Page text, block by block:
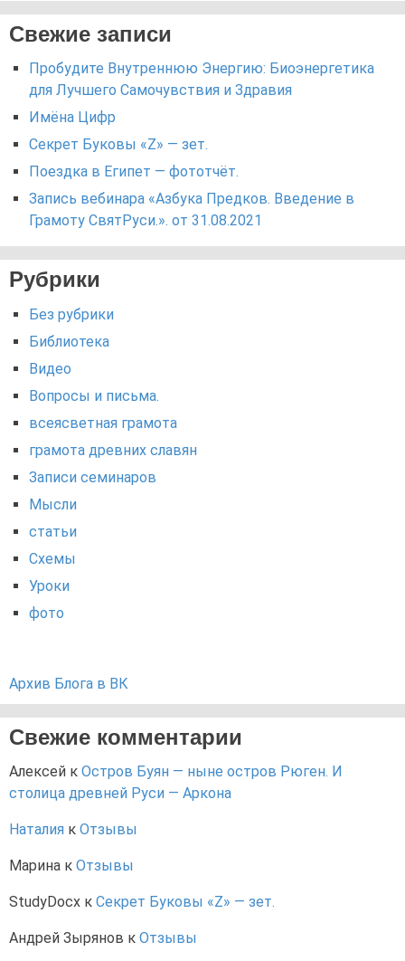
Свежие записи
Пробудите Внутреннюю Энергию: Биоэнергетика
для Лучшего Самочувствия и Здравия
Имёна Цифр
Секрет Буковы «Z» — зет.
Поездка в Египет — фототчёт.
Запись вебинара «Азбука Предков. Введение в
Грамоту СвятРуси.». от 31.08.2021
Рубрики
Без рубрики
Библиотека
Видео
Вопросы и письма.
всеясветная грамота
грамота древних славян
Записи семинаров
Мысли
статьи
Схемы
Уроки
фото
Архив Блога в ВК
Свежие комментарии
Алексей к Остров Буян — ныне остров Рюген. И
столица древней Руси — Аркона
Наталия к Отзывы
Марина к Отзывы
StudyDocx к Секрет Буковы «Z» — зет.
Андрей Зырянов к Отзывы